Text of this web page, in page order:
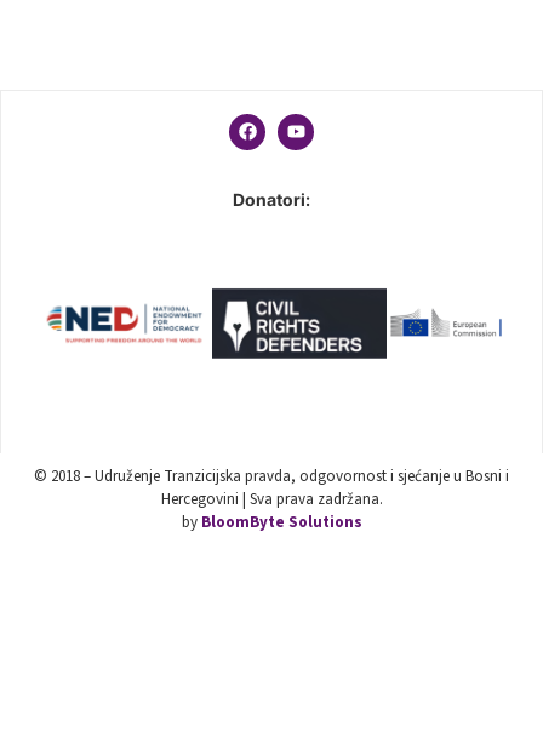
Donatori:
© 2018 – Udruženje Tranzicijska pravda, odgovornost i sjećanje u Bosni i
Hercegovini | Sva prava zadržana.
by BloomByte Solutions